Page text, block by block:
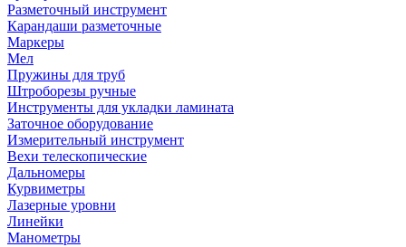
Разметочный инструмент
Карандаши разметочные
Маркеры
Мел
Пружины для труб
Штроборезы ручные
Инструменты для укладки ламината
Заточное оборудование
Измерительный инструмент
Вехи телескопические
Дальномеры
Курвиметры
Лазерные уровни
Линейки
Манометры